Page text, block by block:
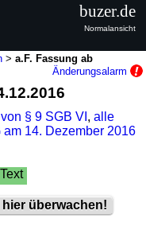
>a.F. Fassung ab
Änderungsalarm
§ 9 SGB VI ,alle
14. Dezember 2016
hier überwachen!
buzer.de
Normalansicht